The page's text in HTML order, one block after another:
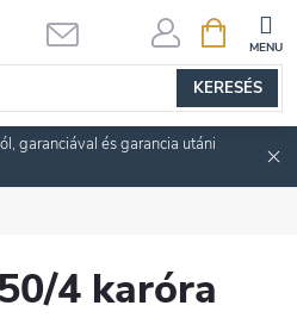
KERESÉS
KOSÁR
garanciával és garancia utáni
4 karóra